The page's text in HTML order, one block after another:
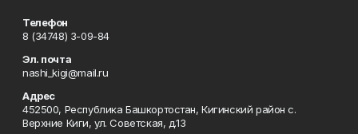
Телефон
8 (34748) 3-09-84
Эл. почта
nashi_kigi@mail.ru
Адрес
452500, Республика Башкортостан, Кигинский район с.
Верхние Киги, ул. Советская, д.13